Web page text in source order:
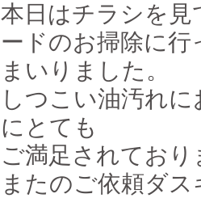
本日はチラシを
ードのお掃除に行
まいりました。
しつこい油汚れ
にとても
ご満足されており
またのご依頼ダ